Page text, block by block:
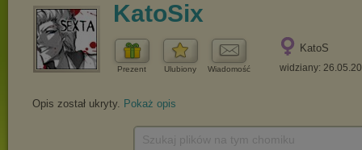
KatoSix
Prezent Ulubiony Wiadomość
KatoS
widziany:
Opis został ukryty. Pokaż opis